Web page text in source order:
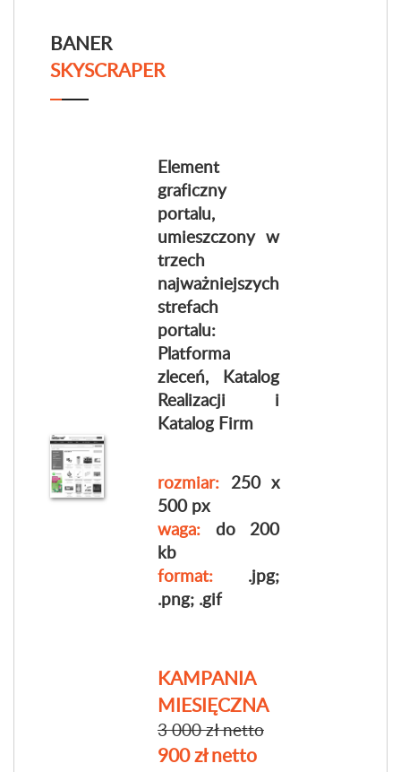
BANER
SKYSCRAPER
Element
graficzny
portalu,
umieszczony w
trzech
najważniejszych
strefach
portalu:
Platforma
zleceń, Katalog
Realizacji i
Katalog Firm
rozmiar: 250 x
500 px
waga: do 200
kb
format: .jpg;
.png; .gif
KAMPANIA
MIESIĘCZNA
3 000 zł netto
900 zł netto